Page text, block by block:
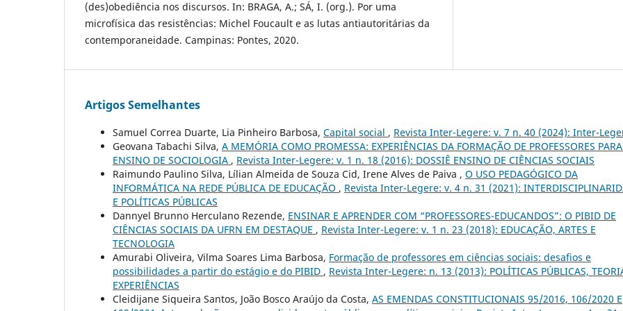
(des)obediência nos discursos. In: BRAGA, A.; SÁ, I. (org.). Por uma
microfísica das resistências: Michel Foucault e as lutas antiautoritárias da
contemporaneidade. Campinas: Pontes, 2020.
Artigos Semelhantes
Samuel Correa Duarte, Lia Pinheiro Barbosa, Capital social , Revista Inter-Legere: v. 7 n. 40 (2024): Inter-
Geovana Tabachi Silva, A MEMÓRIA COMO PROMESSA: EXPERIÊNCIAS DA FORMAÇÃO DE PROFESSORES
ENSINO DE SOCIOLOGIA , Revista Inter-Legere: v. 1 n. 18 (2016): DOSSIÊ ENSINO DE CIÊNCIAS SOCIAIS
Raimundo Paulino Silva, Lílian Almeida de Souza Cid, Irene Alves de Paiva , O USO PEDAGÓGICO DA
INFORMÁTICA NA REDE PÚBLICA DE EDUCAÇÃO , Revista Inter-Legere: v. 4 n. 31 (2021):
E POLÍTICAS PÚBLICAS
Dannyel Brunno Herculano Rezende, ENSINAR E APRENDER COM “PROFESSORES-EDUCANDOS”: O PIBID DE
CIÊNCIAS SOCIAIS DA UFRN EM DESTAQUE , Revista Inter-Legere: v. 1 n. 23 (2018): EDUCAÇÃO, ARTES E
TECNOLOGIA
Amurabi Oliveira, Vilma Soares Lima Barbosa, Formação de professores em ciências sociais: desafios e
possibilidades a partir do estágio e do PIBID , Revista Inter-Legere: n. 13 (2013): POLÍTICAS PÚBLICAS,
EXPERIÊNCIAS
Cleidijane Siqueira Santos, João Bosco Araújo da Costa, AS EMENDAS CONSTITUCIONAIS 95/2016, 106/2020 E